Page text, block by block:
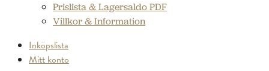
Prislista & Lagersaldo PDF
Villkor & Information
Inköpslista
Mitt konto